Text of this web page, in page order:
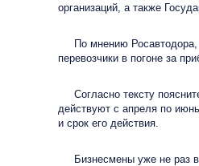
организаций, а также
По мнению Росавтодора,
перевозчики в погоне за
Согласно тексту
действуют с апреля по
и срок его действия.
Бизнесмены уже не раз